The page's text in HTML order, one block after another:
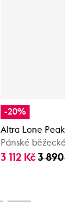
-20%
Altra Lone
Pánské
3 112 Kč 3 890